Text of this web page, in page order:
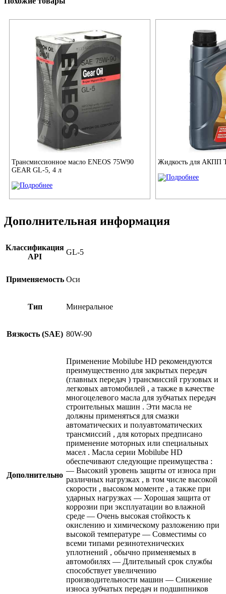
Трансмиссионное масло ENEOS 75W90
GEAR GL-5, 4 л
Жидкость для АКПП
Дополнительная информация
Классификация
API
GL-5
Применяемость Оси
Тип Минеральное
Вязкость (SAE) 80W-90
Дополнительно
Применение Mobilube HD рекомендуются
преимущественно для закрытых передач
(главных передач ) трансмиссий грузовых и
легковых автомобилей , а также в качестве
многоцелевого масла для зубчатых передач
строительных машин . Эти масла не
должны применяться для смазки
автоматических и полуавтоматических
трансмиссий , для которых предписано
применение моторных или специальных
масел . Масла серии Mobilube HD
обеспечивают следующие преимущества :
— Высокий уровень защиты от износа при
различных нагрузках , в том числе высокой
скорости , высоком моменте , а также при
ударных нагрузках — Хорошая защита от
коррозии при эксплуатации во влажной
среде — Очень высокая стойкость к
окислению и химическому разложению при
высокой температуре — Совместимы со
всеми типами резинотехнических
уплотнений , обычно применяемых в
автомобилях — Длительный срок службы
способствует увеличению
производительности машин — Снижение
износа зубчатых передач и подшипников